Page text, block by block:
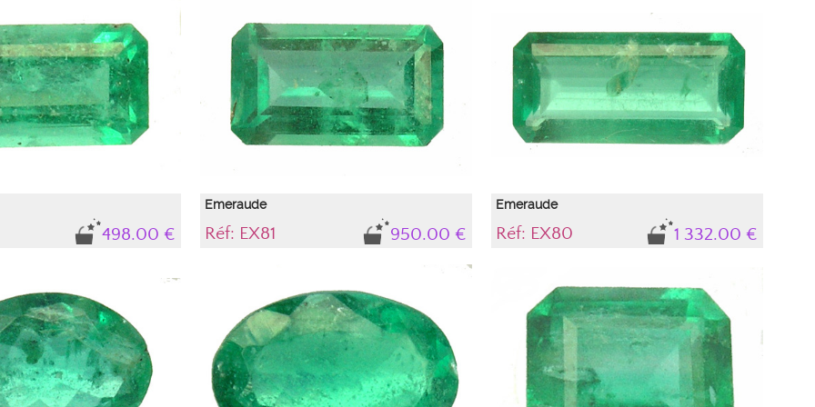
liquide" qui n'altèrent en rien la durabilité de la
pierre et son esthétique, elles font parties
intégrantes de ce béryl garantissant son
authenticité naturelle
(médium)avec inclusions de type "gaz et liquide" et
"coloration" qui n'altèrent en rien la durabilité de la
pierre et son esthétique, elles font parties
intégrantes de ce béryl garantissant son
authenticité naturelle
498.00 €
sYG(vert-jaune), intensité
peu d'inclusions de type "solide"
la durabilité de la pierre et son
parties intégrantes de ce béryl
authenticité naturelle
Emeraude
950.00 €
Réf: EX81
d'authenticité. Tonalité sYG (vert-jaune), intensité
Médium avec quelques inclusions qui n'altèrent en
rien la durabilité de la pierre et son esthétique, elles
font parties intégrantes de ce béryl garantissant son
authenticité naturelle
Emeraude
1 332.00 €
Réf: EX80
d'authenticité. Tonalité IBG (vert-bleuté), intensité
Médium avec inclusions de type 'liquide et gaz' qui
n'altèrent en rien la durabilité de la pierre et son
esthétique, elles font parties intégrantes de ce béryl
garantissant son authenticité naturelle